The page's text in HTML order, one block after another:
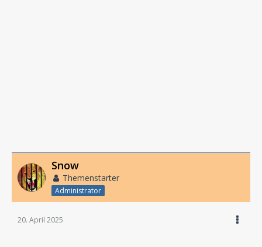
Snow
Themenstarter
Administrator
20. April 2025